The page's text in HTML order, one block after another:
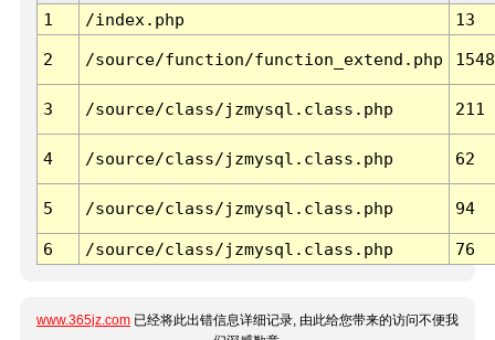
1
/index.php 13
2 /source/function/function_extend.php 1548
3 /source/class/jzmysql.class.php 211
4 /source/class/jzmysql.class.php 62
5 /source/class/jzmysql.class.php 94
6 /source/class/jzmysql.class.php 76
www.365jz.com 已经将此出错信息详细记录, 由此给您带来的访问不便我